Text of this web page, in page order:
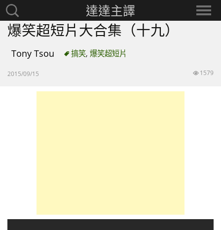
搜
尋：
達達主譯
選
爆笑超短片大合集（十九）
Tony Tsou 搞笑,爆笑超短片
2015/09/15 1579